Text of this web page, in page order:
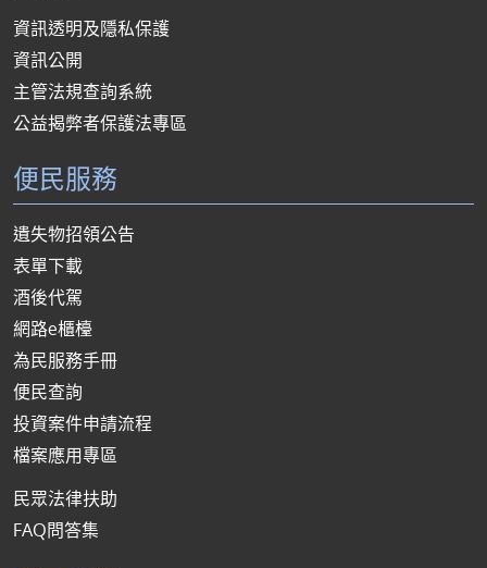
資訊透明及隱私保護
資訊公開
主管法規查詢系統
公益揭弊者保護法專區
便民服務
遺失物招領公告
表單下載
酒後代駕
網路e櫃檯
為民服務手冊
便民查詢
投資案件申請流程
檔案應用專區
民眾法律扶助
FAQ問答集